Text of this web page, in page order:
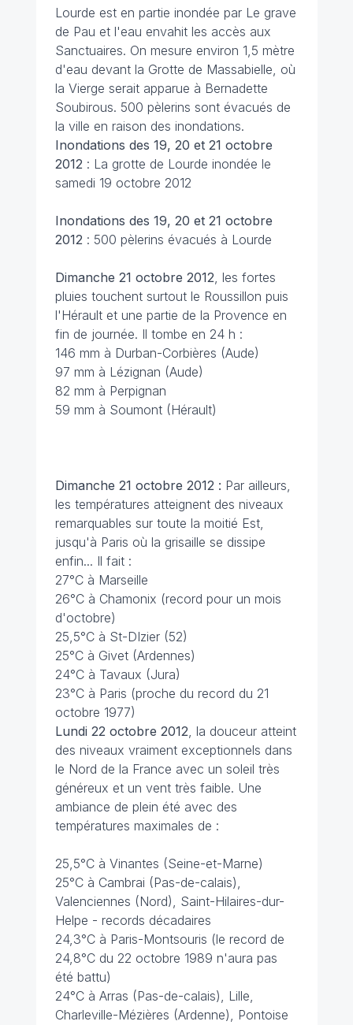
Lourde est en partie inondée par Le grave
de Pau et l'eau envahit les accès aux
Sanctuaires. On mesure environ 1,5 mètre
d'eau devant la Grotte de Massabielle, où
la Vierge serait apparue à Bernadette
Soubirous. 500 pèlerins sont évacués de
la ville en raison des inondations.
Inondations des 19, 20 et 21 octobre
2012 : La grotte de Lourde inondée le
samedi 19 octobre 2012
Inondations des 19, 20 et 21 octobre
2012 : 500 pèlerins évacués à Lourde
Dimanche 21 octobre 2012, les fortes
pluies touchent surtout le Roussillon puis
l'Hérault et une partie de la Provence en
fin de journée. Il tombe en 24 h :
146 mm à Durban-Corbières (Aude)
97 mm à Lézignan (Aude)
82 mm à Perpignan
59 mm à Soumont (Hérault)
Dimanche 21 octobre 2012 : Par ailleurs,
les températures atteignent des niveaux
remarquables sur toute la moitié Est,
jusqu'à Paris où la grisaille se dissipe
enfin... Il fait :
27°C à Marseille
26°C à Chamonix (record pour un mois
d'octobre)
25,5°C à St-DIzier (52)
25°C à Givet (Ardennes)
24°C à Tavaux (Jura)
23°C à Paris (proche du record du 21
octobre 1977)
Lundi 22 octobre 2012, la douceur atteint
des niveaux vraiment exceptionnels dans
le Nord de la France avec un soleil très
généreux et un vent très faible. Une
ambiance de plein été avec des
températures maximales de :
25,5°C à Vinantes (Seine-et-Marne)
25°C à Cambrai (Pas-de-calais),
Valenciennes (Nord), Saint-Hilaires-dur-
Helpe - records décadaires
24,3°C à Paris-Montsouris (le record de
24,8°C du 22 octobre 1989 n'aura pas
été battu)
24°C à Arras (Pas-de-calais), Lille,
Charleville-Mézières (Ardenne), Pontoise